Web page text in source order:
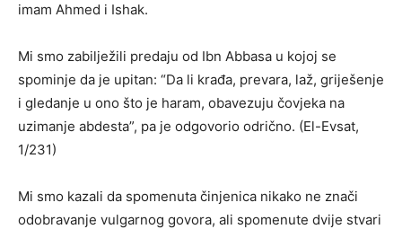
imam Ahmed i Ishak.
Mi smo zabilježili predaju od Ibn Abbasa u kojoj se
spominje da je upitan: “Da li krađa, prevara, laž, griješenje
i gledanje u ono što je haram, obavezuju čovjeka na
uzimanje abdesta”, pa je odgovorio odrično. (El-Evsat,
1/231)
Mi smo kazali da spomenuta činjenica nikako ne znači
odobravanje vulgarnog govora, ali spomenute dvije stvari